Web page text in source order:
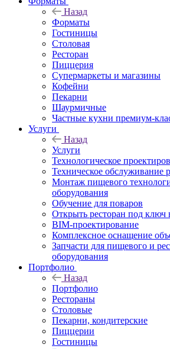
Назад
Форматы
Гостиницы
Столовая
Ресторан
Пиццерия
Супермаркеты и магазины
Кофейни
Пекарни
Шаурмичные
Частные кухни премиум-
Услуги
Назад
Услуги
Технологическое
Техническое обслуживание
Монтаж пищевого
оборудования
Обучение для поваров
Открыть ресторан под ключ
BIM-проектирование
Комплексное оснащение
Запчасти для пищевого и
оборудования
Портфолио
Назад
Портфолио
Рестораны
Столовые
Пекарни, кондитерские
Пиццерии
Гостиницы